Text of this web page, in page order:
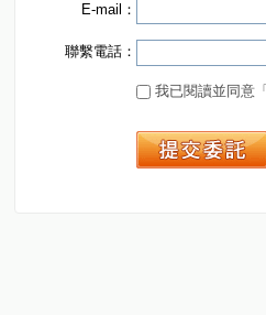
E-mail：
聯繫電話：
我已閱讀並同意「